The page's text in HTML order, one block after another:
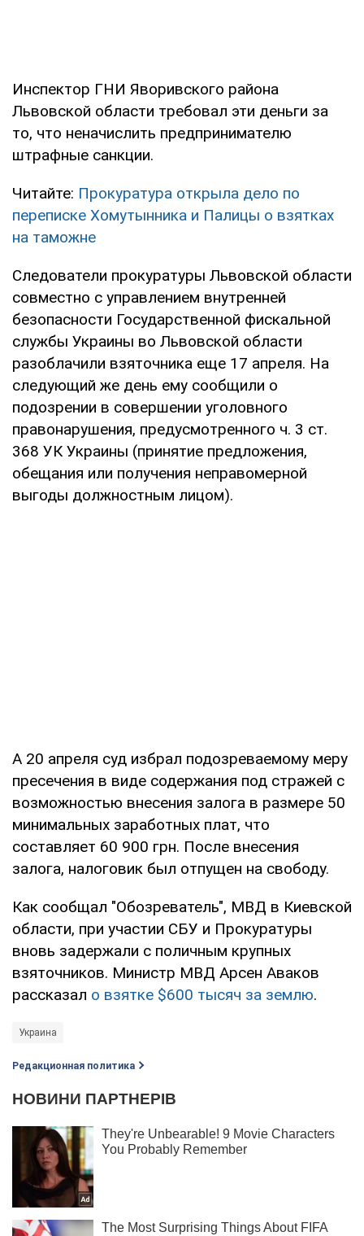
Инспектор ГНИ Яворивского района
Львовской области требовал эти деньги за
то, что неначислить предпринимателю
штрафные санкции.
Читайте: Прокуратура открыла дело по
переписке Хомутынника и Палицы о взятках
на таможне
Следователи прокуратуры Львовской области
совместно с управлением внутренней
безопасности Государственной фискальной
службы Украины во Львовской области
разоблачили взяточника еще 17 апреля. На
следующий же день ему сообщили о
подозрении в совершении уголовного
правонарушения, предусмотренного ч. 3 ст.
368 УК Украины (принятие предложения,
обещания или получения неправомерной
выгоды должностным лицом).
А 20 апреля суд избрал подозреваемому меру
пресечения в виде содержания под стражей с
возможностью внесения залога в размере 50
минимальных заработных плат, что
составляет 60 900 грн. После внесения
залога, налоговик был отпущен на свободу.
Как сообщал "Обозреватель", МВД в Киевской
области, при участии СБУ и Прокуратуры
вновь задержали с поличным крупных
взяточников. Министр МВД Арсен Аваков
рассказал о взятке $600 тысяч за землю.
Украина
Редакционная политика